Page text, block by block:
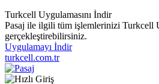
Turkcell Uygulamasını İndir
Pasaj ile ilgili tüm işlemlerinizi Turkcell
gerçekleştirebilirsiniz.
Uygulamayı İndir
turkcell.com.tr